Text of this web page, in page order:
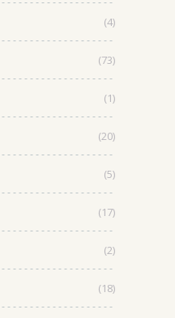
(4)
(73)
(1)
(20)
(5)
(17)
(2)
(18)